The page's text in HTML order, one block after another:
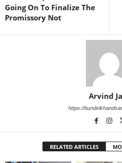
Going On To Finalize The
Promissory Not
Arvind
https://
RELATED ARTICLES